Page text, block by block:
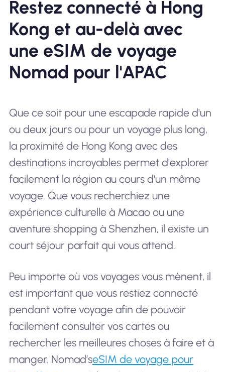
Restez connecté à Hong
Kong et au-delà avec
une eSIM de voyage
Nomad pour l'APAC
Que ce soit pour une escapade rapide d'un
ou deux jours ou pour un voyage plus long,
la proximité de Hong Kong avec des
destinations incroyables permet d'explorer
facilement la région au cours d'un même
voyage. Que vous recherchiez une
expérience culturelle à Macao ou une
aventure shopping à Shenzhen, il existe un
court séjour parfait qui vous attend.
Peu importe où vos voyages vous mènent, il
est important que vous restiez connecté
pendant votre voyage afin de pouvoir
facilement consulter vos cartes ou
rechercher les meilleures choses à faire et à
manger. Nomad’seSIM de voyage pour